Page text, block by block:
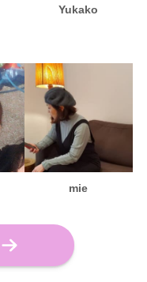
Yukako
mie